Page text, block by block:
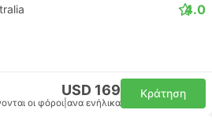
4.0
USD 169
οι φόροι ανα ενήλικα
Κράτηση